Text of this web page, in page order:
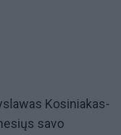
Kosiniakas-
savo